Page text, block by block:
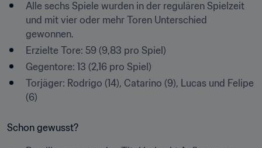
Alle sechs Spiele wurden in der regulären Spielzeit
und mit vier oder mehr Toren Unterschied
gewonnen.
Erzielte Tore: 59 (9,83 pro Spiel)
Gegentore: 13 (2,16 pro Spiel)
Torjäger: Rodrigo (14), Catarino (9), Lucas und Felipe
(6)
Schon gewusst?